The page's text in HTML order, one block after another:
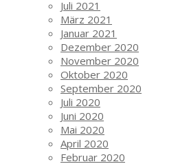
Juli 2021
März 2021
Januar 2021
Dezember 2020
November 2020
Oktober 2020
September 2020
Juli 2020
Juni 2020
Mai 2020
April 2020
Februar 2020